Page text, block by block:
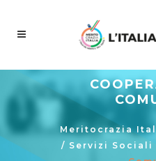
Meritocrazia
/ Servizi Sociali